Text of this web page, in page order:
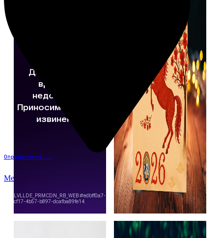
Определение...
Меню